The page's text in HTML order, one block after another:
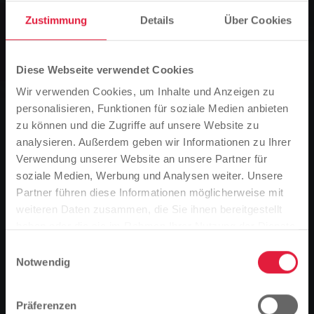
Zustimmung Details Über Cookies
Diese Webseite verwendet Cookies
Wir verwenden Cookies, um Inhalte und Anzeigen zu
personalisieren, Funktionen für soziale Medien anbieten
zu können und die Zugriffe auf unsere Website zu
analysieren. Außerdem geben wir Informationen zu Ihrer
Verwendung unserer Website an unsere Partner für
soziale Medien, Werbung und Analysen weiter. Unsere
Partner führen diese Informationen möglicherweise mit
weiteren Daten zusammen, die Sie ihnen bereitgestellt
Notwendig
Präferenzen
Bäder, Konzern, News
Wochenende
0 Vorlesen
Sie sind hier:
Startseite
Freibadsaison in Kleinlinden und Lützellinden endet
Bis Sonntag, den 6. September können Badegäste in
schwimmen – dann schließen die beiden Freibäder der
Bitte beachten Sie
Ist das richtig, oder möchten Sie die Sprache